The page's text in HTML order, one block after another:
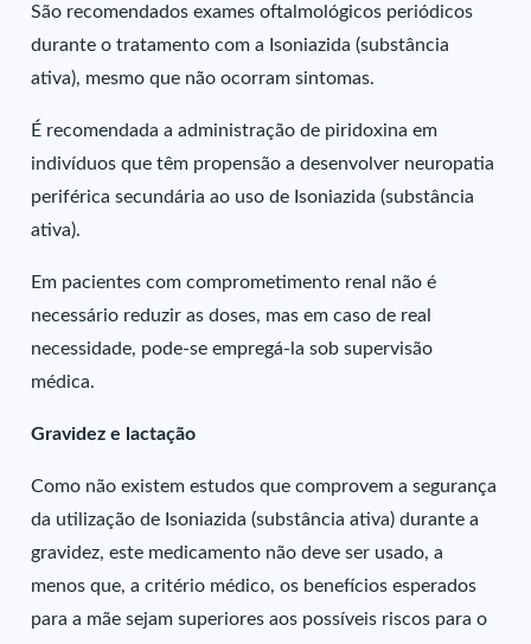
São recomendados exames oftalmológicos periódicos
durante o tratamento com a Isoniazida (substância
ativa), mesmo que não ocorram sintomas.
É recomendada a administração de piridoxina em
indivíduos que têm propensão a desenvolver neuropatia
periférica secundária ao uso de Isoniazida (substância
ativa).
Em pacientes com comprometimento renal não é
necessário reduzir as doses, mas em caso de real
necessidade, pode-se empregá-la sob supervisão
médica.
Gravidez e lactação
Como não existem estudos que comprovem a segurança
da utilização de Isoniazida (substância ativa) durante a
gravidez, este medicamento não deve ser usado, a
menos que, a critério médico, os benefícios esperados
para a mãe sejam superiores aos possíveis riscos para o